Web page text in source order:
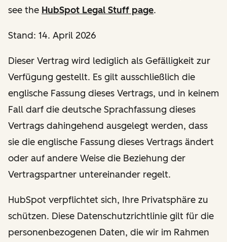
see the HubSpot Legal Stuff page.
Stand: 14. April 2026
Dieser Vertrag wird lediglich als Gefälligkeit zur
Verfügung gestellt. Es gilt ausschließlich die
englische Fassung dieses Vertrags, und in keinem
Fall darf die deutsche Sprachfassung dieses
Vertrags dahingehend ausgelegt werden, dass
sie die englische Fassung dieses Vertrags ändert
oder auf andere Weise die Beziehung der
Vertragspartner untereinander regelt.
HubSpot verpflichtet sich, Ihre Privatsphäre zu
schützen. Diese Datenschutzrichtlinie gilt für die
personenbezogenen Daten, die wir im Rahmen